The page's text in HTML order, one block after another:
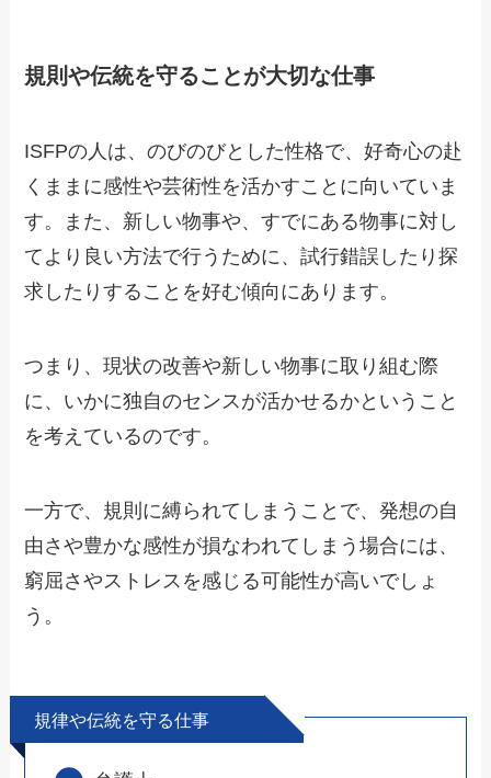
規則や伝統を守ることが大切な仕事
ISFPの人は、のびのびとした性格で、好奇心の赴
くままに感性や芸術性を活かすことに向いていま
す。また、新しい物事や、すでにある物事に対し
てより良い方法で行うために、試行錯誤したり探
求したりすることを好む傾向にあります。
つまり、現状の改善や新しい物事に取り組む際
に、いかに独自のセンスが活かせるかということ
を考えているのです。
一方で、規則に縛られてしまうことで、発想の自
由さや豊かな感性が損なわれてしまう場合には、
窮屈さやストレスを感じる可能性が高いでしょ
う。
規律や伝統を守る仕事